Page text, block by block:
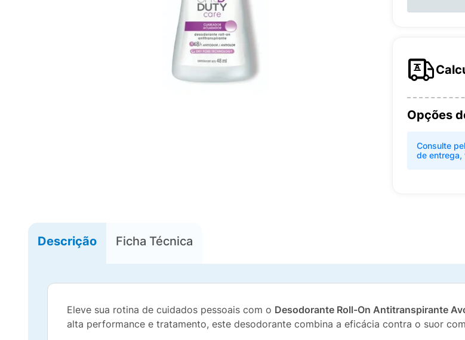
Opções
Consulte
de entrega,
Descrição Ficha Técnica
Eleve sua rotina de cuidados pessoais com o Desodorante Roll-On Antitranspirante
alta performance e tratamento, este desodorante combina a eficácia contra o suor